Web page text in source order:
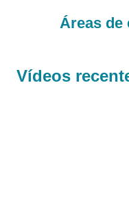
Áreas de
Vídeos